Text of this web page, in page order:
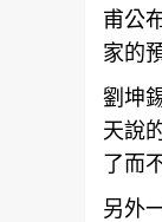
甫公
家的
劉坤
天說
了而
另外